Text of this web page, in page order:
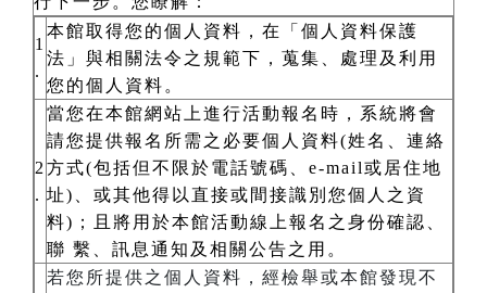
1
.
本館取得您的個人資料，在「個人資料保護
法」與相關法令之規範下，蒐集、處理及利用
您的個人資料。
2
.
當您在本館網站上進行活動報名時，系統將會
請您提供報名所需之必要個人資料(姓名、連絡
方式(包括但不限於電話號碼、e-mail或居住地
址)、或其他得以直接或間接識別您個人之資
料)；且將用於本館活動線上報名之身份確認、
聯 繫、訊息通知及相關公告之用。
若您所提供之個人資料，經檢舉或本館發現不